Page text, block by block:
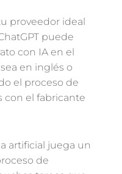
proveedor ideal
puede
con IA en el
en inglés o
el proceso de
con el fabricante
artificial juega un
de